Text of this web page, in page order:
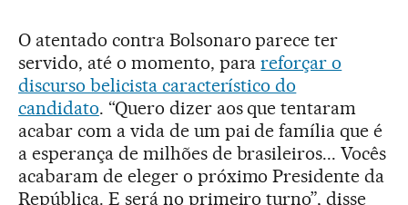
O atentado contra Bolsonaro parece ter
servido, até o momento, parareforçar o
discurso belicista característico do
candidato. “Quero dizer aos que tentaram
acabar com a vida de um pai de família que é
a esperança de milhões de brasileiros... Vocês
acabaram de eleger o próximo Presidente da
República. E será no primeiro turno”, disse